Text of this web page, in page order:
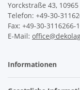
Yorckstraße 43,
Telefon: +49-30-
Fax: +49-30-3116266-
E-Mail:
Informationen